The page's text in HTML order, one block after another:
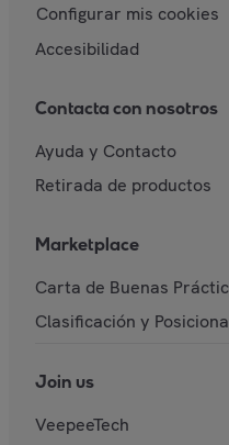
Configurar mis cookies
Accesibilidad
Contacta con nosotros
Ayuda y Contacto
Retirada de productos
Marketplace
Carta de Buenas
Clasificación y
Join us
VeepeeTech